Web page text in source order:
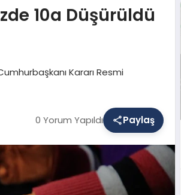
10a Düşürüldü
Kararı Resmi
0 Yorum Yapıldı Paylaş